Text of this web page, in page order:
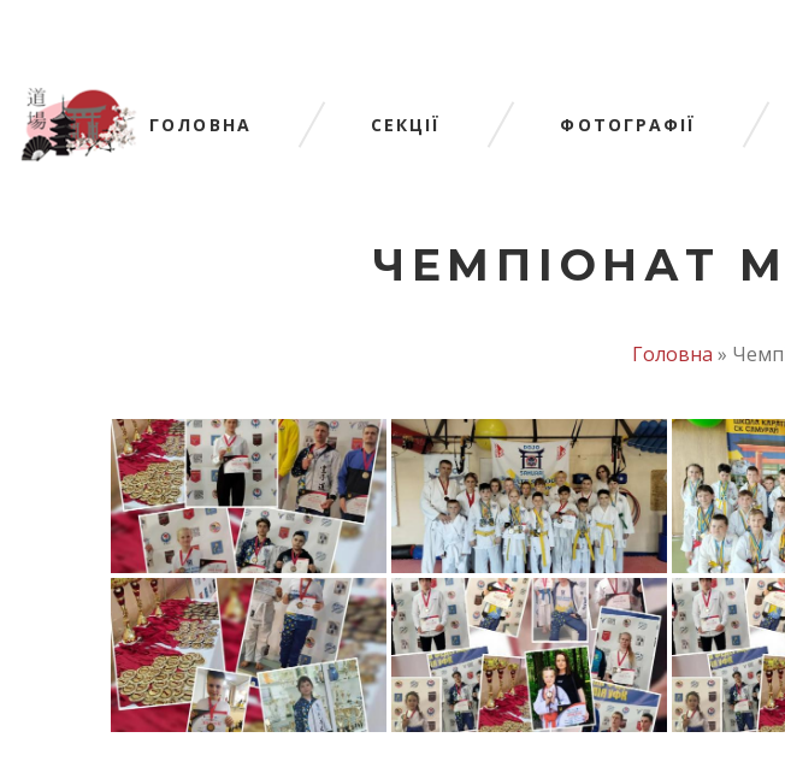
ГОЛОВНА СЕКЦІЇ ФОТОГРАФІЇ
ЧЕМПІОНАТ
Головна »